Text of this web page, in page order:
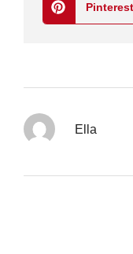
Pinterest
Ella